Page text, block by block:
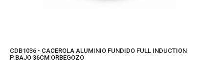
CDB1036 - CACEROLA ALUMINIO FUNDIDO FULL INDUCTION
P.BAJO 36CM ORBEGOZO